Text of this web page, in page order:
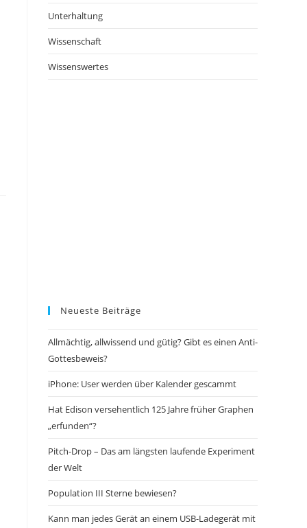
Unterhaltung
Wissenschaft
Wissenswertes
Neueste Beiträge
Allmächtig, allwissend und gütig? Gibt es einen Anti-
Gottesbeweis?
iPhone: User werden über Kalender gescammt
Hat Edison versehentlich 125 Jahre früher Graphen
„erfunden“?
Pitch-Drop – Das am längsten laufende Experiment
der Welt
Population III Sterne bewiesen?
Kann man jedes Gerät an einem USB-Ladegerät mit